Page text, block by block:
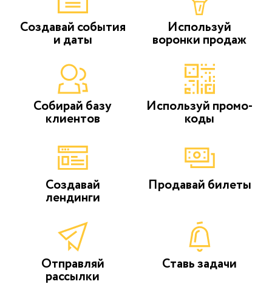
Создавай события
и даты
Используй
воронки продаж
Собирай базу
клиентов
Используй промо-
коды
Создавай
лендинги
Продавай билеты
Отправляй
рассылки
Ставь задачи